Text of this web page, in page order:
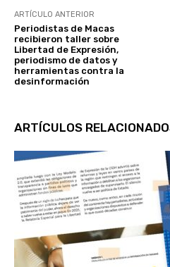
ARTÍCULO ANTERIOR
Periodistas de Macas
recibieron taller sobre
Libertad de Expresión,
periodismo de datos y
herramientas contra la
desinformación
ARTÍCULOS